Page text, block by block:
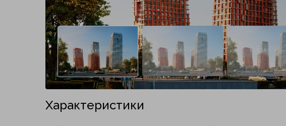
Характеристики